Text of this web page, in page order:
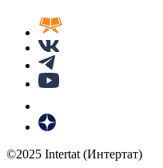
©2025 Intertat (Интертат)